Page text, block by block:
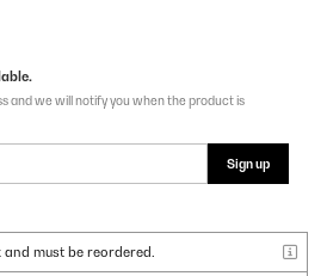
and we will notify you when the product is
Sign up
must be reordered.